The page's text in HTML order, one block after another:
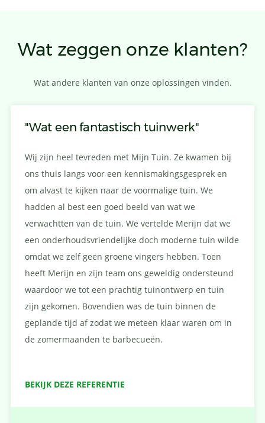
Wat zeggen onze klanten?
Wat andere klanten van onze oplossingen vinden.
"Wat een fantastisch tuinwerk"
Wij zijn heel tevreden met Mijn Tuin. Ze kwamen bij
ons thuis langs voor een kennismakingsgesprek en
om alvast te kijken naar de voormalige tuin. We
hadden al best een goed beeld van wat we
verwachtten van de tuin. We vertelde Merijn dat we
een onderhoudsvriendelijke doch moderne tuin wilde
omdat we zelf geen groene vingers hebben. Toen
heeft Merijn en zijn team ons geweldig ondersteund
waardoor we tot een prachtig tuinontwerp en tuin
zijn gekomen. Bovendien was de tuin binnen de
geplande tijd af zodat we meteen klaar waren om in
de zomermaanden te barbecueën.
BEKIJK DEZE REFERENTIE